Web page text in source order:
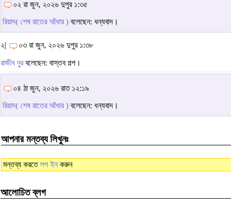
০২ রা জুন, ২০২৬ দুপুর ১:৩৫
রিয়াদ( শেষ রাতের আঁধার ) বলেছেন: ধন্যবাদ।
২| ০৩ রা জুন, ২০২৬ দুপুর ১:৩৮
রাজীব নুরবলেছেন: বাস্তব গল্প।
০৪ ঠা জুন, ২০২৬ রাত ১২:১৯
রিয়াদ( শেষ রাতের আঁধার ) বলেছেন: ধন্যবাদ।
আপনার মন্তব্য লিখুনঃ
মন্তব্য করতেলগ ইন করুন
আলোচিত ব্লগ